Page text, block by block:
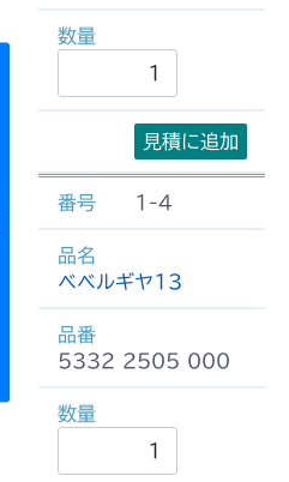
見積に追加
1-4
ベベルギヤ13
5332 2505 000